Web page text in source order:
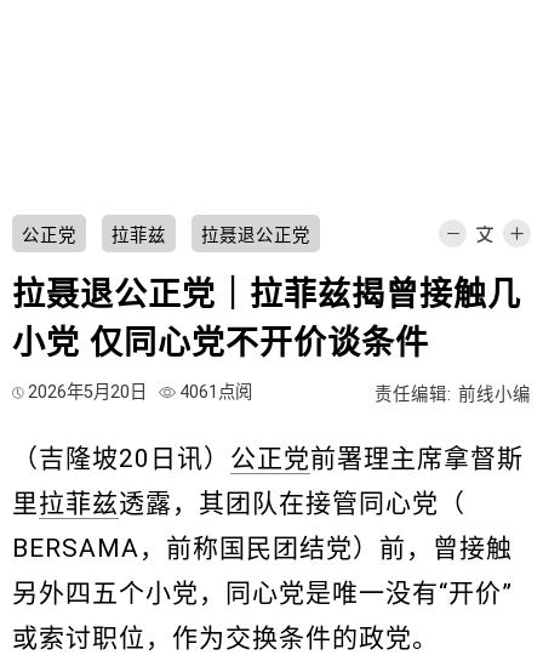
公正党 拉菲兹 拉聂退公正党
拉聂退公正党｜拉菲兹揭曾接触几
小党 仅同心党不开价谈条件
2026年5月20日 4061点阅 责任编辑: 前线小编
（吉隆坡20日讯） 公正党前署理主席拿督斯
里拉菲兹透露，其团队在接管同心党（
BERSAMA，前称国民团结党）前，曾接触
另外四五个小党，同心党是唯一没有“开价”
或索讨职位，作为交换条件的政党。